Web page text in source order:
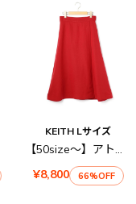
KEITH Lサイズ
【50size～】アトランティッククロス スカート
¥8,800
66%OFF